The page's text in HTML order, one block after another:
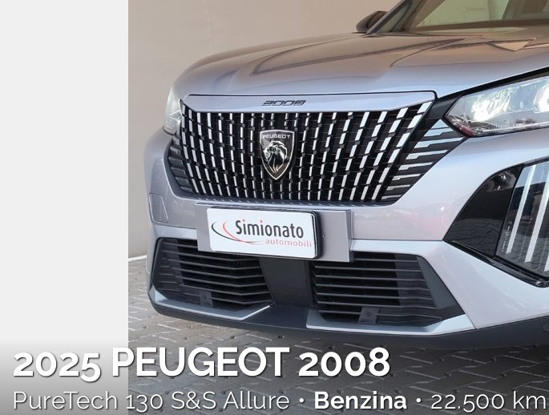
2025PEUGEOT 2008
PureTech 130 S&S Allure •Benzina• 22.500 km